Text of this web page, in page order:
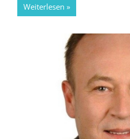
Weiterlesen